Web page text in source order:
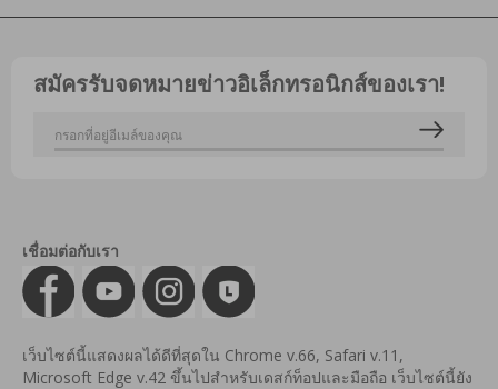
สมัครรับจดหมายข่าวอิเล็กทรอนิกส์ของเรา!
เชื่อมต่อกับเรา
เว็บไซต์นี้แสดงผลได้ดีที่สุดใน Chrome v.66, Safari v.11,
Microsoft Edge v.42 ขึ้นไปสำหรับเดสก์ท็อปและมือถือ เว็บไซต์นี้ยัง